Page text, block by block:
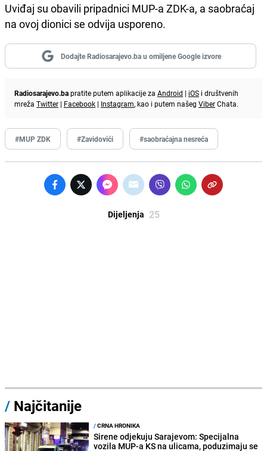
Uviđaj su obavili pripadnici MUP-a ZDK-a, a saobraćaj
na ovoj dionici se odvija usporeno.
Dodajte Radiosarajevo.ba u omiljene Google izvore
Radiosarajevo.bapratite putem aplikacije za Android | iOS i društvenih
mreža Twitter | Facebook | Instagram, kao i putem našeg ViberChata.
#MUP ZDK #Zavidovići #saobraćajna nesreća
Dijeljenja 25
/ Najčitanije
/CRNA HRONIKA
Sirene odjekuju Sarajevom: Specijalna
vozila MUP-a KS na ulicama, poduzimaju se